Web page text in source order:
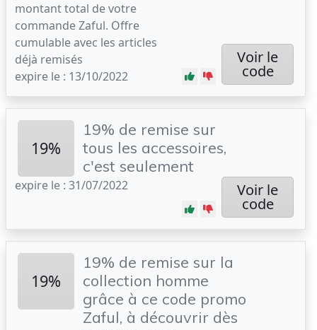
montant total de votre
commande Zaful. Offre
cumulable avec les articles
déjà remisés
expire le : 13/10/2022
Voir le
code
19%
19% de remise sur
tous les accessoires,
c'est seulement
expire le : 31/07/2022 Voir le
code
19%
19% de remise sur la
collection homme
grâce à ce code promo
Zaful, à découvrir dès